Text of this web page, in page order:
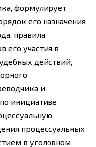
формулирует
его назначения
правила
его участия в
действий,
и
инициативе
процессуальных
в уголовном